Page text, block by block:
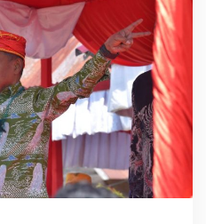
i
S
u
m
a
h
P
e
m
u
d